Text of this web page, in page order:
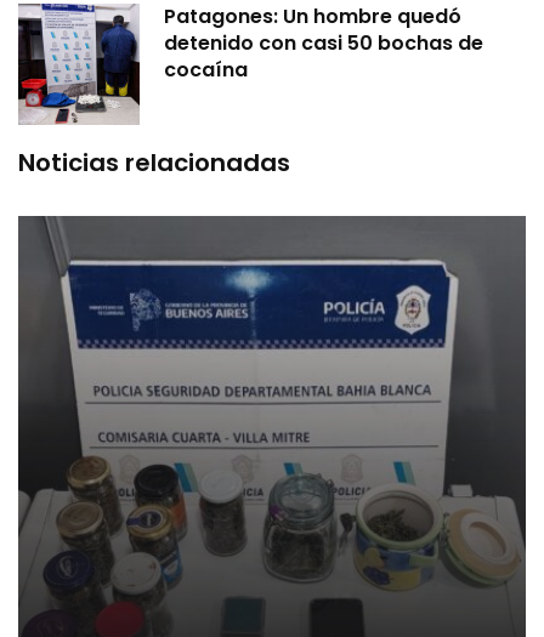
Patagones: Un hombre quedó
detenido con casi 50 bochas de
cocaína
Noticias relacionadas